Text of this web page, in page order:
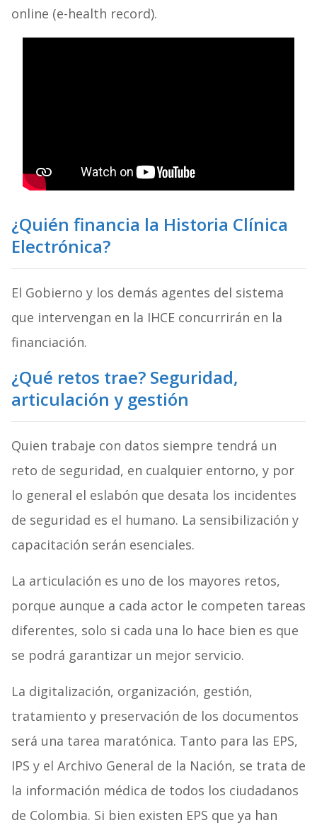
online (e-health record).
¿Quién financia la Historia Clínica
Electrónica?
El Gobierno y los demás agentes del sistema
que intervengan en la IHCE concurrirán en la
financiación.
¿Qué retos trae? Seguridad,
articulación y gestión
Quien trabaje con datos siempre tendrá un
reto de seguridad, en cualquier entorno, y por
lo general el eslabón que desata los incidentes
de seguridad es el humano. La sensibilización y
capacitación serán esenciales.
La articulación es uno de los mayores retos,
porque aunque a cada actor le competen tareas
diferentes, solo si cada una lo hace bien es que
se podrá garantizar un mejor servicio.
La digitalización, organización, gestión,
tratamiento y preservación de los documentos
será una tarea maratónica. Tanto para las EPS,
IPS y el Archivo General de la Nación, se trata de
la información médica de todos los ciudadanos
de Colombia. Si bien existen EPS que ya han